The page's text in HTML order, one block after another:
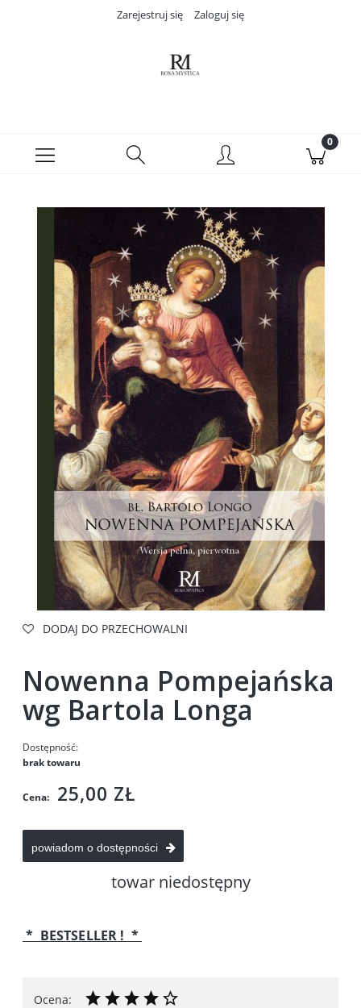
Zarejestruj się Zaloguj się
DODAJ DO PRZECHOWALNI
Nowenna Pompejańska
wg Bartola Longa
Dostępność:
brak towaru
Cena: 25,00 ZŁ
powiadom o dostępności
towar niedostępny
* BESTSELLER ! *
Ocena: